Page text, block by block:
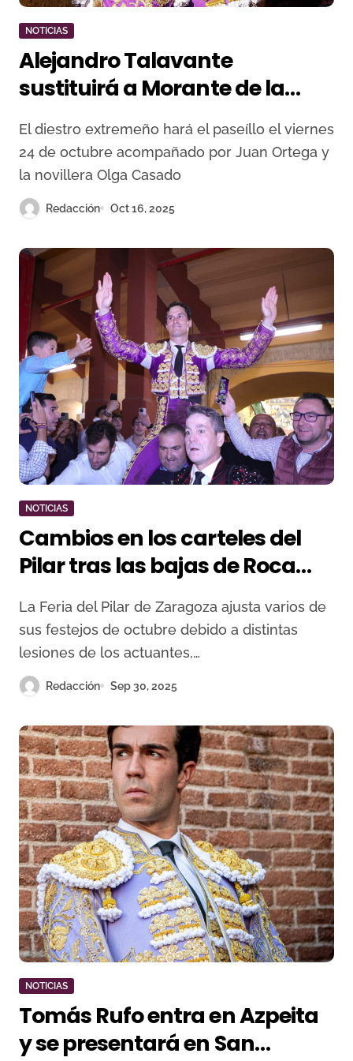
NOTICIAS
Alejandro Talavante
sustituirá a Morante de la
Puebla en la Feria de
Latacunga
El diestro extremeño hará el paseíllo el viernes
24 de octubre acompañado por Juan Ortega y
la novillera Olga Casado
Redacción Oct 16, 2025
NOTICIAS
Cambios en los carteles del
Pilar tras las bajas de Roca
Rey, Julio Norte y Joselito de
Córdoba
La Feria del Pilar de Zaragoza ajusta varios de
sus festejos de octubre debido a distintas
lesiones de los actuantes,…
Redacción Sep 30, 2025
NOTICIAS
Tomás Rufo entra en Azpeita
y se presentará en San